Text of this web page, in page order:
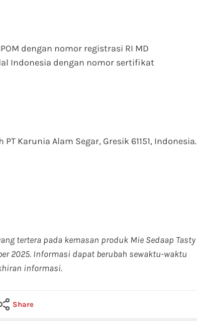
dengan nomor registrasi RI MD
Indonesia dengan nomor sertifikat
Karunia Alam Segar, Gresik 61151, Indonesia.
tertera pada kemasan produk Mie Sedaap Tasty
2025. Informasi dapat berubah sewaktu-waktu
informasi.
Share